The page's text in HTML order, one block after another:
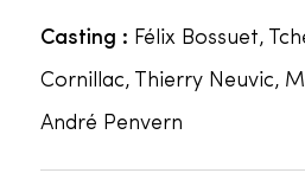
Casting : Félix Bossuet,
Cornillac, Thierry Neuvic,
André Penvern